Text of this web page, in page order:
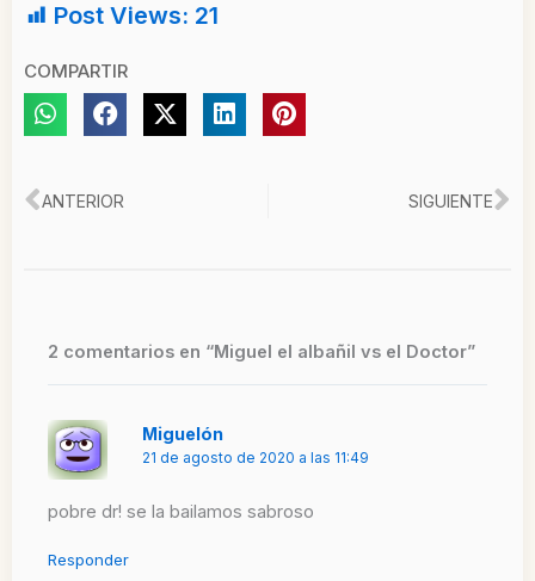
Post Views: 21
COMPARTIR
Ant
ANTERIOR SIGUIENTE
2 comentarios en “Miguel el albañil vs el Doctor”
Miguelón
21 de agosto de 2020 a las 11:49
pobre dr! se la bailamos sabroso
Responder